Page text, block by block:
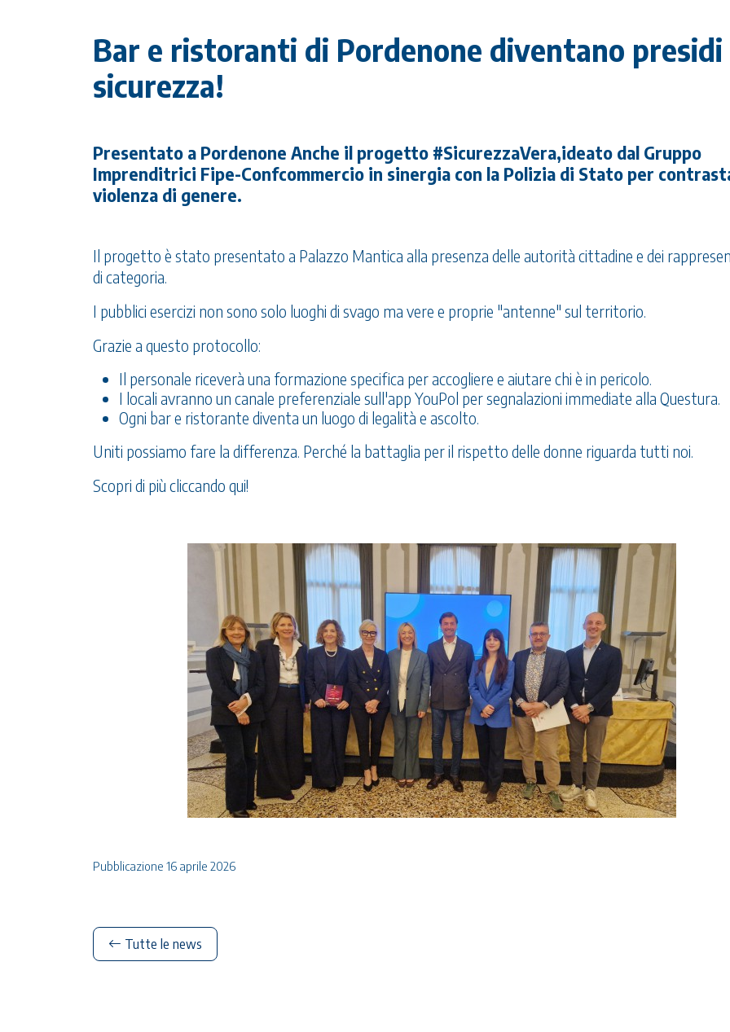
Bar e ristoranti di Pordenone diventano presidi
sicurezza!
Presentato a Pordenone Anche il progetto #SicurezzaVera,ideato dal Gruppo
Imprenditrici Fipe-Confcommercio in sinergia con la Polizia di Stato per
violenza di genere.
Il progetto è stato presentato a Palazzo Mantica alla presenza delle autorità cittadine e dei
di categoria.
I pubblici esercizi non sono solo luoghi di svago ma vere e proprie "antenne" sul territorio.
Grazie a questo protocollo:
Il personale riceverà una formazione specifica per accogliere e aiutare chi è in pericolo.
I locali avranno un canale preferenziale sull'app YouPol per segnalazioni immediate alla Questura.
Ogni bar e ristorante diventa un luogo di legalità e ascolto.
Uniti possiamo fare la differenza. Perché la battaglia per il rispetto delle donne riguarda tutti noi.
Scopri di più cliccando qui!
Pubblicazione 16 aprile 2026
Tutte le news